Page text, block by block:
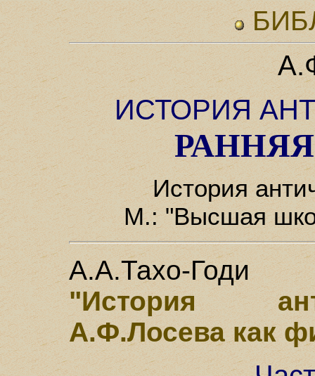
ИСТОРИЯ
История
М.: "Высшая
А.А.Тахо-Годи
"История
А.Ф.Лосева как